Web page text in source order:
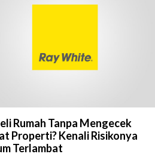
Rumah Tanpa Mengecek
Properti? Kenali Risikonya
Terlambat